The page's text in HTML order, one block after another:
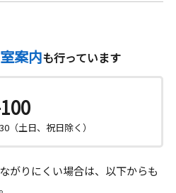
案内も行っています
（土日、祝日除く）
がりにくい場合は、以下からも